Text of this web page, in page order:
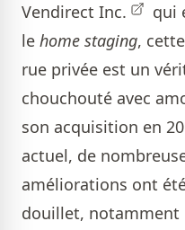
Vendirect Inc.
qui
le home staging,
rue privée est un
chouchouté avec
son acquisition en
actuel, de
améliorations ont
douillet, notamment